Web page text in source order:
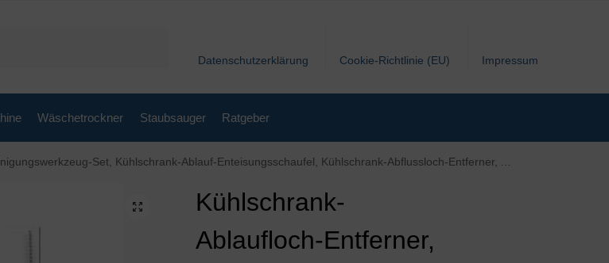
Datenschutzerklärung Cookie-Richtlinie (EU) Impressum
Wäschetrockner Staubsauger Ratgeber
Kühlschrank-Ablauf-Enteisungsschaufel, Kühlschrank-Abflussloch-Entferner, Abflussreiniger & Reinigungs-Set für Kühlschrank für Rohr 7-teilig
Kühlschrank-
Ablaufloch-Entferner,